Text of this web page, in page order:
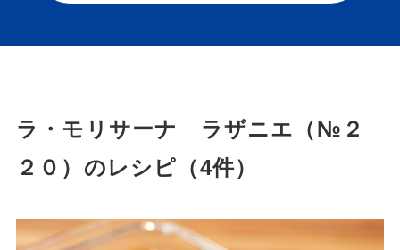
ラ・モリサーナ ラザニエ（№２
２０）のレシピ（4件）